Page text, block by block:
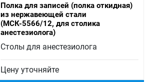
Полка для записей (полка откидная)
из нержавеющей стали
(МСК-5566/12, для столика
анестезиолога)
Столы для анестезиолога
Цену уточняйте